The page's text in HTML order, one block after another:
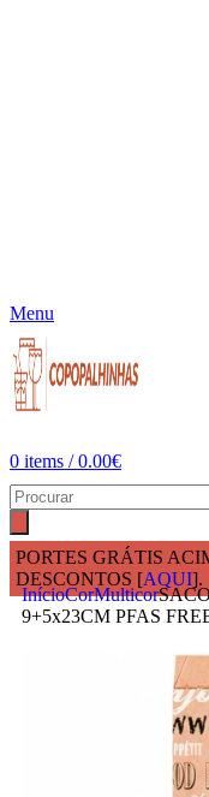
Menu
0 items / 0.00€
PORTES GRÁTIS
DESCONTOS [AQUI].
InícioCorMulticor
9+5x23CM PFAS